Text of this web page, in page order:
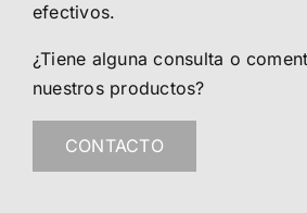
efectivos.
¿Tiene alguna consulta o
nuestros productos?
CONTACTO